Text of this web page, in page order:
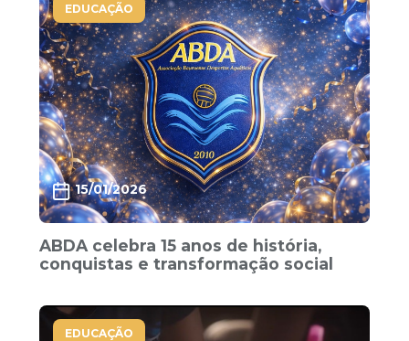
EDUCAÇÃO
15/01/2026
ABDA celebra 15 anos de história,
conquistas e transformação social
EDUCAÇÃO